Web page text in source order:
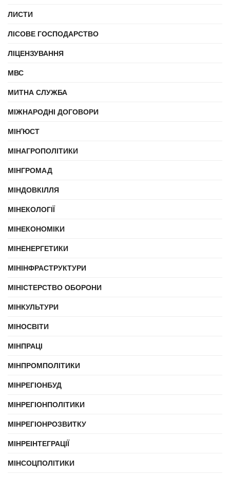
ЛИСТИ
ЛІСОВЕ ГОСПОДАРСТВО
ЛІЦЕНЗУВАННЯ
МВС
МИТНА СЛУЖБА
МІЖНАРОДНІ ДОГОВОРИ
МІН'ЮСТ
МІНАГРОПОЛІТИКИ
МІНГРОМАД
МІНДОВКІЛЛЯ
МІНЕКОЛОГІЇ
МІНЕКОНОМІКИ
МІНЕНЕРГЕТИКИ
МІНІНФРАСТРУКТУРИ
МІНІСТЕРСТВО ОБОРОНИ
МІНКУЛЬТУРИ
МІНОСВІТИ
МІНПРАЦІ
МІНПРОМПОЛІТИКИ
МІНРЕГІОНБУД
МІНРЕГІОНПОЛІТИКИ
МІНРЕГІОНРОЗВИТКУ
МІНРЕІНТЕГРАЦІЇ
МІНСОЦПОЛІТИКИ